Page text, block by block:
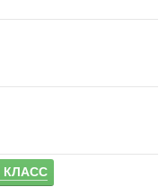
КЛАСС